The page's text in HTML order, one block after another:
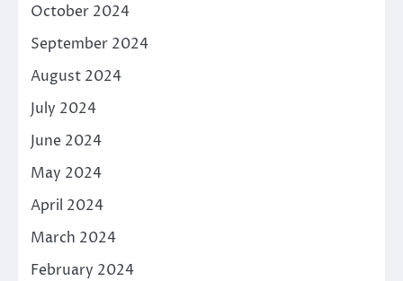
October 2024
September 2024
August 2024
July 2024
June 2024
May 2024
April 2024
March 2024
February 2024